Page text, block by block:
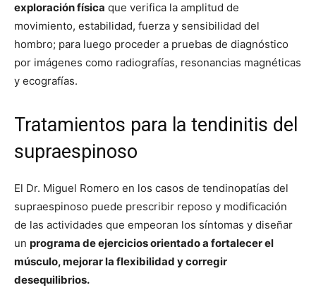
exploración física que verifica la amplitud de
movimiento, estabilidad, fuerza y sensibilidad del
hombro; para luego proceder a pruebas de diagnóstico
por imágenes como radiografías, resonancias magnéticas
y ecografías.
Tratamientos para la tendinitis del
supraespinoso
El Dr. Miguel Romero en los casos de tendinopatías del
supraespinoso puede prescribir reposo y modificación
de las actividades que empeoran los síntomas y diseñar
un programa de ejercicios orientado a fortalecer el
músculo, mejorar la flexibilidad y corregir
desequilibrios.